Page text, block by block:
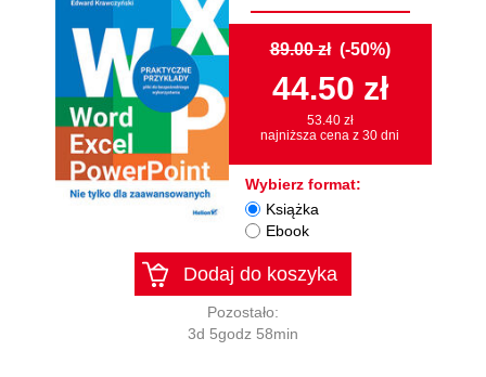
89.00 zł (-50%)
44.50 zł
53.40 zł
najniższa cena z 30 dni
Wybierz format:
Książka
Ebook
Dodaj do koszyka
Pozostało:
3d 5godz 58min